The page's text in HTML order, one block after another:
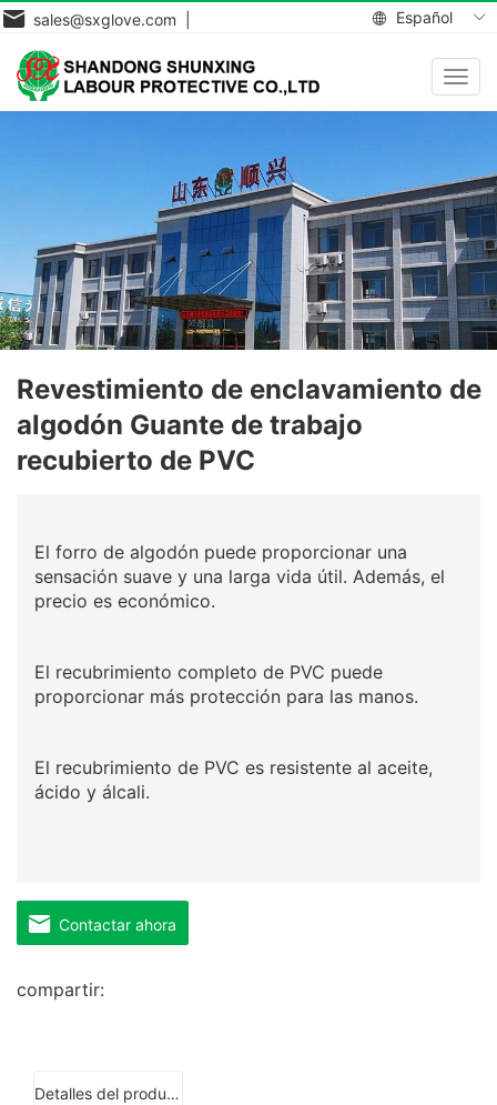
Español
sales@sxglove.com |
Revestimiento de enclavamiento de
algodón Guante de trabajo
recubierto de PVC
El forro de algodón puede proporcionar una
sensación suave y una larga vida útil. Además, el
precio es económico.
El recubrimiento completo de PVC puede
proporcionar más protección para las manos.
El recubrimiento de PVC es resistente al aceite,
ácido y álcali.
Contactar ahora
compartir:
Detalles del producto